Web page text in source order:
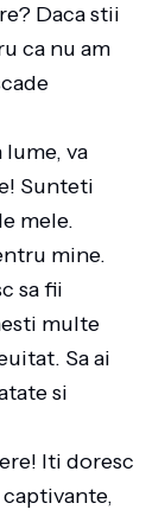
Daca stii
ca nu am
lume, va
Sunteti
mele.
mine.
sa fii
multe
Sa ai
si
Iti doresc